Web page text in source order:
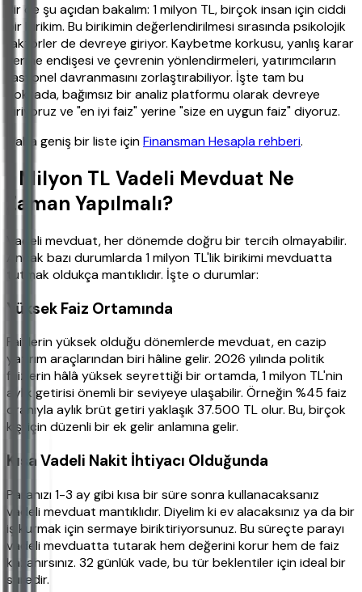
Bir de şu açıdan bakalım: 1 milyon TL, birçok insan için ciddi
bir birikim. Bu birikimin değerlendirilmesi sırasında psikolojik
faktörler de devreye giriyor. Kaybetme korkusu, yanlış karar
verme endişesi ve çevrenin yönlendirmeleri, yatırımcıların
rasyonel davranmasını zorlaştırabiliyor. İşte tam bu
noktada, bağımsız bir analiz platformu olarak devreye
giriyoruz ve "en iyi faiz" yerine "size en uygun faiz" diyoruz.
Daha geniş bir liste içinFinansman Hesapla rehberi.
1 Milyon TL Vadeli Mevduat Ne
Zaman Yapılmalı?
Vadeli mevduat, her dönemde doğru bir tercih olmayabilir.
Ancak bazı durumlarda 1 milyon TL'lik birikimi mevduatta
tutmak oldukça mantıklıdır. İşte o durumlar:
Yüksek Faiz Ortamında
Faizlerin yüksek olduğu dönemlerde mevduat, en cazip
yatırım araçlarından biri hâline gelir. 2026 yılında politik
faizlerin hâlâ yüksek seyrettiği bir ortamda, 1 milyon TL'nin
aylık getirisi önemli bir seviyeye ulaşabilir. Örneğin %45 faiz
oranıyla aylık brüt getiri yaklaşık 37.500 TL olur. Bu, birçok
kişi için düzenli bir ek gelir anlamına gelir.
Kısa Vadeli Nakit İhtiyacı Olduğunda
Paranızı 1-3 ay gibi kısa bir süre sonra kullanacaksanız
vadeli mevduat mantıklıdır. Diyelim ki ev alacaksınız ya da bir
iş kurmak için sermaye biriktiriyorsunuz. Bu süreçte parayı
vadeli mevduatta tutarak hem değerini korur hem de faiz
kazanırsınız. 32 günlük vade, bu tür beklentiler için ideal bir
süredir.